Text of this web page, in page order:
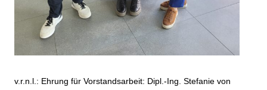
v.r.n.l.: Ehrung für Vorstandsarbeit: Dipl.-Ing. Stefanie von